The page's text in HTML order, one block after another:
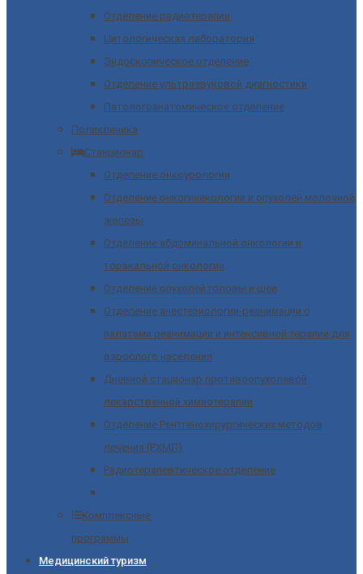
Отделение радиотерапии
Цитологическая лаборатория
Эндоскопическое отделение
Отделение ультразвуковой диагностики
Патологоанатомическое отделение
Поликлиника
Станционар
Отделение онкоурологии
Отделение онкогинекологии и опухолей молочной
железы
Отделение абдоминальной онкологии и
торакальной онкологии
Отделение опухолей головы и шеи
Отделение анестезиологии-реанимации с
палатами реанимации и интенсивной терапии для
взрослого населения
Дневной стационар противоопухолевой
лекарственной химиотерапии
Отделение Рентгенохирургических методов
лечения (РХМЛ)
Радиотерапевтическое отделение
Комплексные
программы
Медицинский туризм